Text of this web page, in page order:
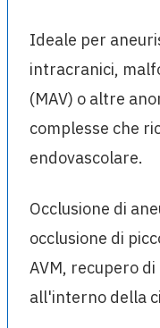
Ideale per
intracranici,
(MAV) o altre
complesse che
endovascolare.
Occlusione di
occlusione di
AVM, recupero
all'interno della